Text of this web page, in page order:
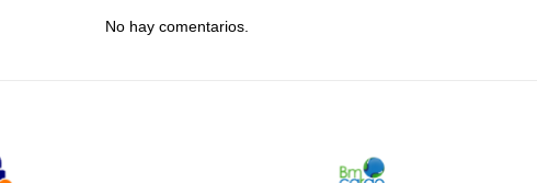
No hay comentarios.